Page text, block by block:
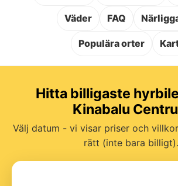
Väder FAQ
Populära orter
Hitta billigaste
Kinabalu
Välj datum - vi visar priser och
rätt (inte bara billigt).